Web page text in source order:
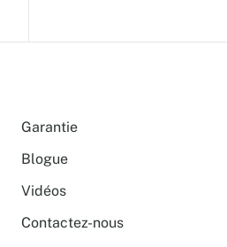
Garantie
Blogue
Vidéos
Contactez-nous